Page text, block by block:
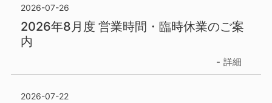
2026-07-26
2026年8月度 営業時間・臨時休業のご案
内
詳細
2026-07-22